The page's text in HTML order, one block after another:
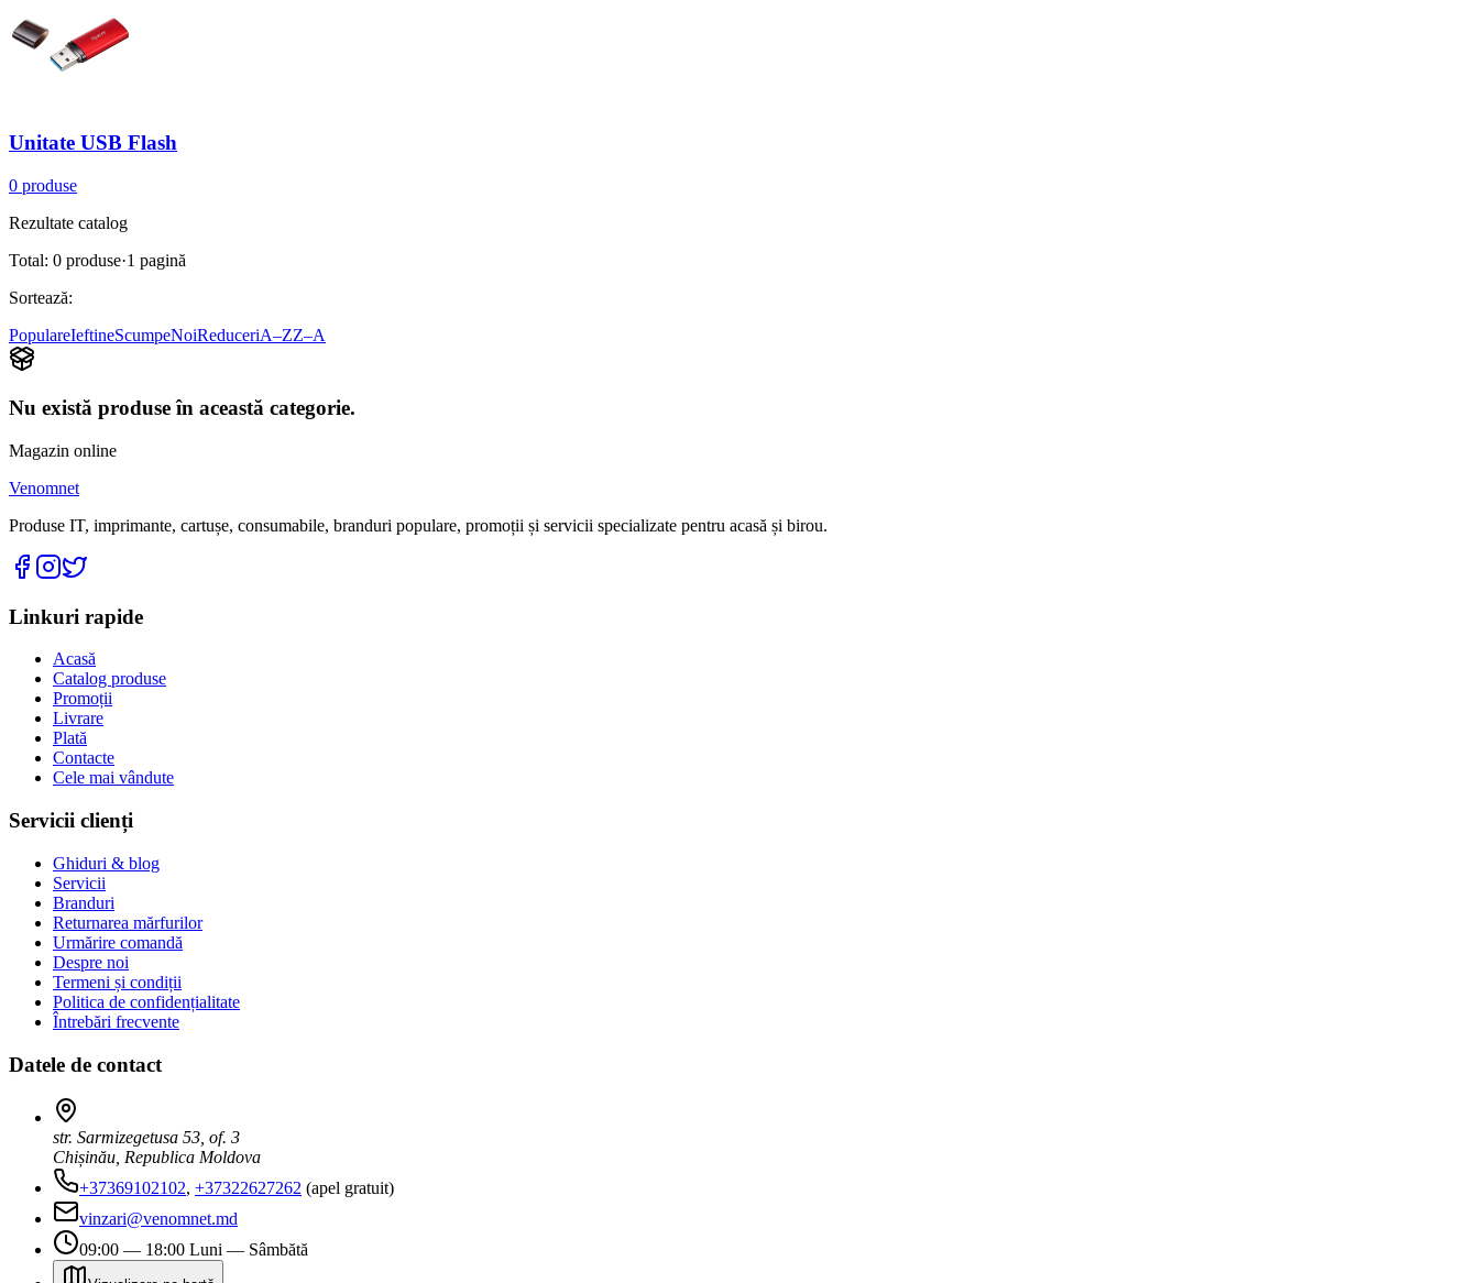
Unitate USB Flash
0 produse
Rezultate catalog
Total: 0 produse·1 pagină
Sortează:
PopulareIeftineScumpeNoiReduceriA–ZZ–A
Nu există produse în această categorie.
Magazin online
Venomnet
Produse IT, imprimante, cartușe, consumabile, branduri populare, promoții și servicii specializate pentru acasă și birou.
Linkuri rapide
Acasă
Catalog produse
Promoții
Livrare
Plată
Contacte
Cele mai vândute
Servicii clienți
Ghiduri & blog
Servicii
Branduri
Returnarea mărfurilor
Urmărire comandă
Despre noi
Termeni și condiții
Politica de confidențialitate
Întrebări frecvente
Datele de contact
str. Sarmizegetusa 53, of. 3
Chișinău, Republica Moldova
+37369102102, +37322627262 (apel gratuit)
vinzari@venomnet.md
09:00 — 18:00 Luni — Sâmbătă